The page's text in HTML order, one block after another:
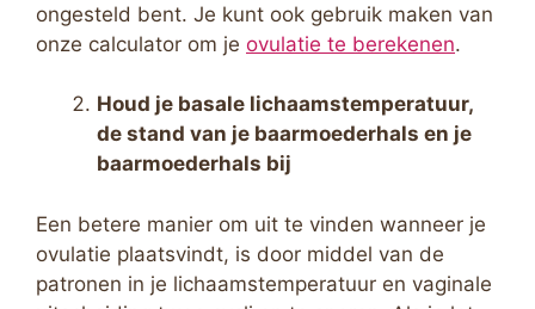
ongesteld bent. Je kunt ook gebruik maken van
onze calculator om je ovulatie te berekenen.
Houd je basale lichaamstemperatuur,
de stand van je baarmoederhals en je
baarmoederhals bij
Een betere manier om uit te vinden wanneer je
ovulatie plaatsvindt, is door middel van de
patronen in je lichaamstemperatuur en vaginale